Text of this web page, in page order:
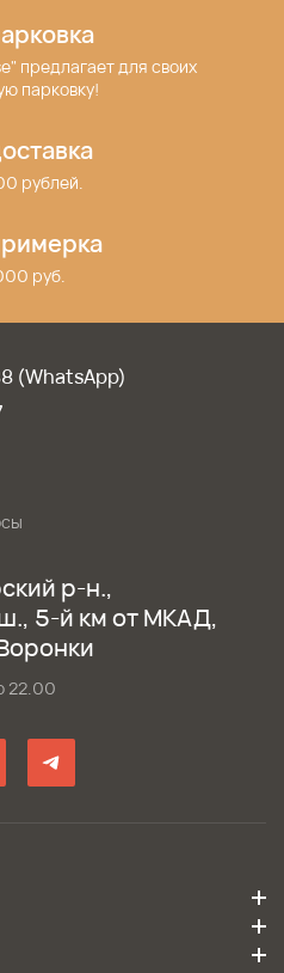
предлагает для своих
парковку!
рублей.
руб.
(WhatsApp)
р-н.,
5-й км от МКАД,
22.00